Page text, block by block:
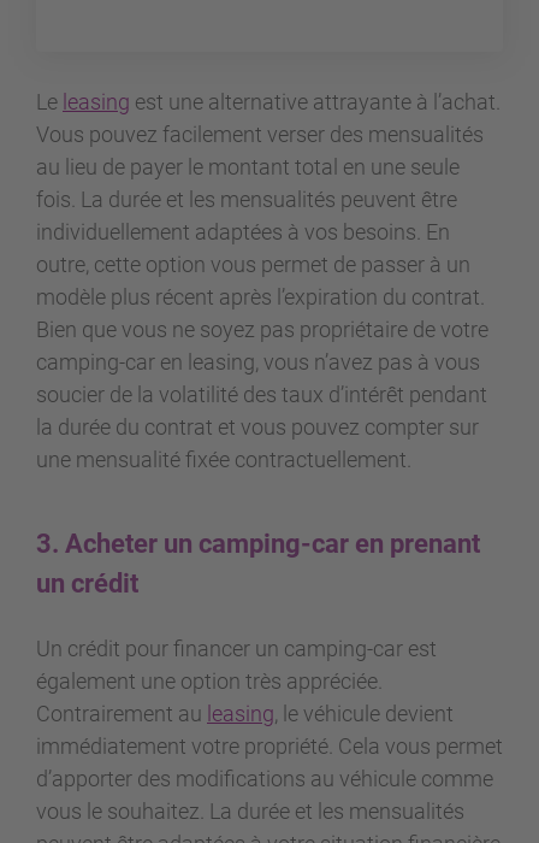
Le leasing est une alternative attrayante à l’achat.
Vous pouvez facilement verser des mensualités
au lieu de payer le montant total en une seule
fois. La durée et les mensualités peuvent être
individuellement adaptées à vos besoins. En
outre, cette option vous permet de passer à un
modèle plus récent après l’expiration du contrat.
Bien que vous ne soyez pas propriétaire de votre
camping-car en leasing, vous n’avez pas à vous
soucier de la volatilité des taux d’intérêt pendant
la durée du contrat et vous pouvez compter sur
une mensualité fixée contractuellement.
3. Acheter un camping-car en prenant
un crédit
Un crédit pour financer un camping-car est
également une option très appréciée.
Contrairement au leasing , le véhicule devient
immédiatement votre propriété. Cela vous permet
d’apporter des modifications au véhicule comme
vous le souhaitez. La durée et les mensualités